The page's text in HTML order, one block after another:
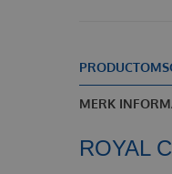
MERK
ROYAL